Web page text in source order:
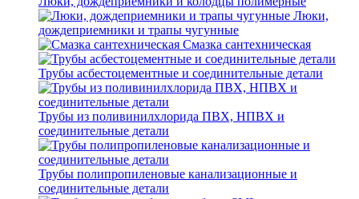
Люки,
дождеприемники и трапы чугунные
Смазка сантехническая
Трубы асбестоцементные и соединительные детали
Трубы из поливинилхлорида ПВХ, НПВХ и
соединительные детали
Трубы полипропиленовые канализационные и
соединительные детали